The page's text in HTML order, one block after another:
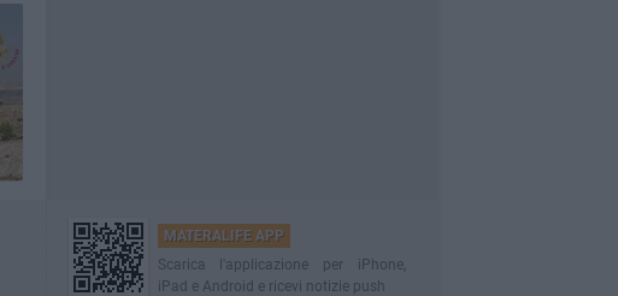
MATERALIFE APP
Scarica l'applicazione per iPhone,
iPad e Android e ricevi notizie push